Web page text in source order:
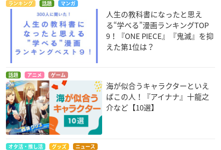
ランキング 話題 マンガ
人生の教科書になったと思え
る“学べる”漫画ランキングTOP
9！『ONE PIECE』『鬼滅』を抑
えた第1位は？
話題 アニメ ゲーム
海が似合うキャラクターといえ
ばこの人！『アイナナ』十龍之
介など【10選】
オタ活・推し活 グッズ ニュース